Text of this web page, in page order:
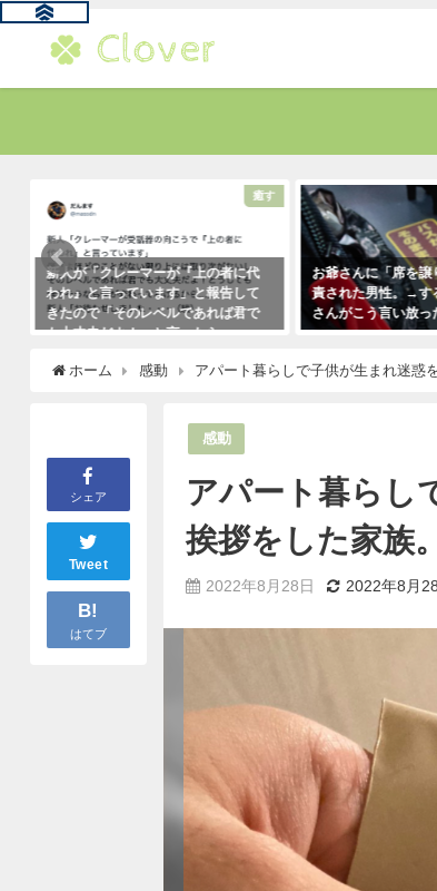
癒す
新人が「クレーマーが『上の者に代
われ』と言っています」と報告して
きたので「そのレベルであれば君で
も大丈夫だよ！」と言ったら・・・
（笑）
お爺さんに「席を譲
責された男性。→す
さんがこう言い放っ
ホーム 感動 アパート暮らしで子供が生まれ迷惑
シェア
Tweet
B!
はてブ
感動
アパート暮らし
挨拶をした家族
2022年8月28日 2022年8月